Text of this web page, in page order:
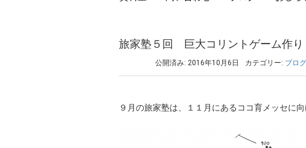
旅家塾５回 巨大コリントゲーム作り
公開済み: 2016年10月6日 カテゴリー: ブログ
９月の旅家塾は、１１月にあるココ育メッセに